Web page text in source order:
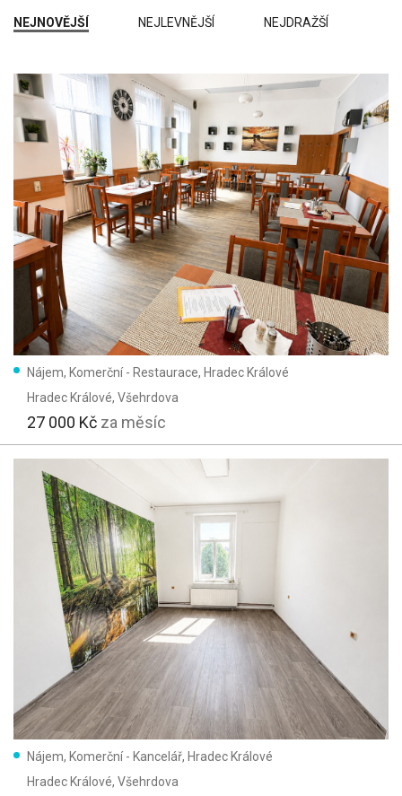
Vymazat vyhledávání
NEJNOVĚJŠÍ NEJLEVNĚJŠÍ NEJDRAŽŠÍ
Nájem, Komerční - Restaurace, Hradec Králové
Hradec Králové, Všehrdova
27 000 Kč za měsíc
Nájem, Komerční - Kancelář, Hradec Králové
Hradec Králové, Všehrdova